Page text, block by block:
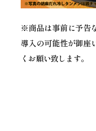
※商品は事前に予告
導入の可能性が御座
くお願い致します。